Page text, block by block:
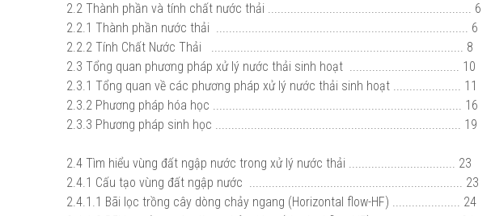
2.2 Thành phần và tính chất nước thải ............................................................... 6
2.2.1 Thành phần nước thải .............................................................................. 6
2.2.2 Tính Chất Nước Thải .............................................................................. 8
2.3 Tổng quan phương pháp xử lý nước thải sinh hoạt .................................. 10
2.3.1 Tổng quan về các phương pháp xử lý nước thải sinh hoạt ..................... 11
2.3.2 Phương pháp hóa học ............................................................................. 16
2.3.3 Phương pháp sinh học ............................................................................ 19
2.4 Tìm hiểu vùng đất ngập nước trong xử lý nước thải ................................. 23
2.4.1 Cấu tạo vùng đất ngập nước .................................................................. 23
2.4.1.1 Bãi lọc trồng cây dòng chảy ngang (Horizontal flow-HF) ..................... 24